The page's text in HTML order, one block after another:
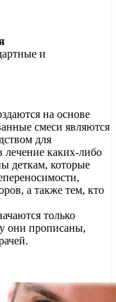
и
на основе
смеси являются
для
каких-либо
деткам, которые
а также тем, кто
только
они прописаны,